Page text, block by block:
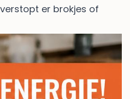
er brokjes of